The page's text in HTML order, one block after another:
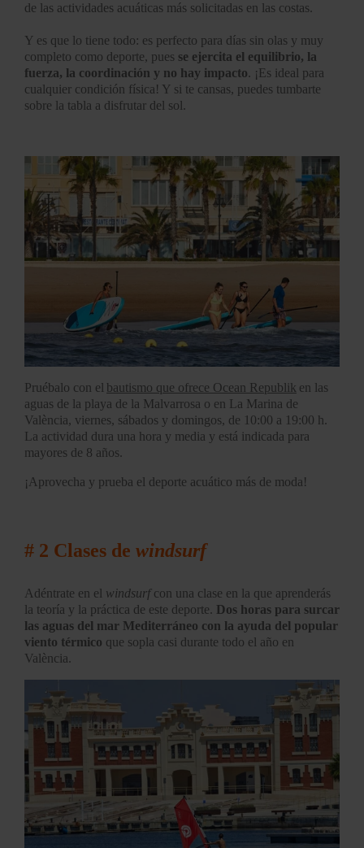
de las actividades acuáticas más solicitadas en las costas.
Y es que lo tiene todo: es perfecto para días sin olas y muy
completo como deporte, pues se ejercita el equilibrio, la
fuerza, la coordinación y no hay impacto. ¡Es ideal para
cualquier condición física! Y si te cansas, puedes tumbarte
sobre la tabla a disfrutar del sol.
Pruébalo con el bautismo que ofrece Ocean Republik en las
aguas de la playa de la Malvarrosa o en La Marina de
València, viernes, sábados y domingos, de 10:00 a 19:00 h.
La actividad dura una hora y media y está indicada para
mayores de 8 años.
¡Aprovecha y prueba el deporte acuático más de moda!
# 2 Clases de windsurf
Adéntrate en el windsurfcon una clase en la que aprenderás
la teoría y la práctica de este deporte. Dos horas para surcar
las aguas del mar Mediterráneo con la ayuda del popular
viento térmico que sopla casi durante todo el año en
València.